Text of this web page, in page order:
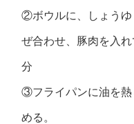
②ボウルに、しょうゆ
ぜ合わせ、豚肉を入
分
③フライパンに油を
める。